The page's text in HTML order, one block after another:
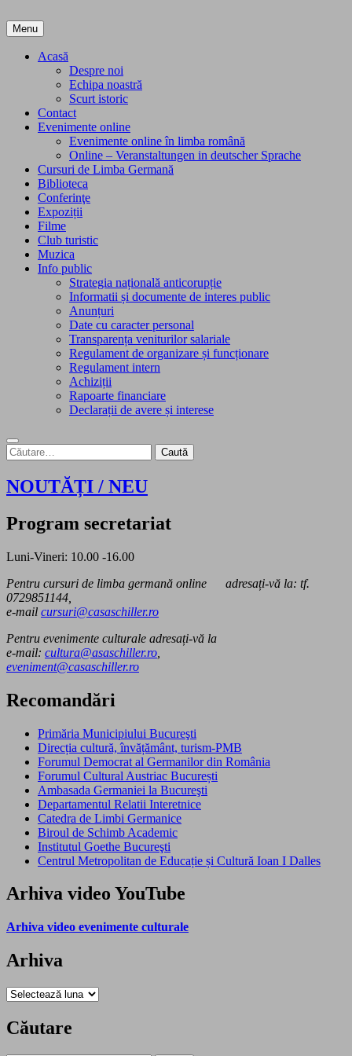
to
content
Menu
Acasă
Despre noi
Echipa noastră
Scurt istoric
Contact
Evenimente online
Evenimente online în limba română
Online – Veranstaltungen in deutscher Sprache
Cursuri de Limba Germană
Biblioteca
Conferinţe
Expoziții
Filme
Club turistic
Muzica
Info public
Strategia națională anticorupție
Informatii și documente de interes public
Anunțuri
Date cu caracter personal
Transparența veniturilor salariale
Regulament de organizare și funcționare
Regulament intern
Achiziții
Rapoarte financiare
Declarații de avere și interese
Caută
după:
NOUTĂȚI / NEU
Program secretariat
Luni-Vineri: 10.00 -16.00
Pentru cursuri de limba germană online adresați-vă la: tf.
0729851144,
e-mail cursuri@casaschiller.ro
Pentru evenimente culturale adresați-vă la
e-mail: cultura@asaschiller.ro
eveniment@casaschiller.ro
Recomandări
Primăria Municipiului Bucureşti
Direcția cultură, învățământ, turism-PMB
Forumul Democrat al Germanilor din România
Forumul Cultural Austriac București
Ambasada Germaniei la Bucureşti
Departamentul Relatii Interetnice
Catedra de Limbi Germanice
Biroul de Schimb Academic
Institutul Goethe Bucureşti
Centrul Metropolitan de Educație și Cultură Ioan I Dalles
Arhiva video YouTube
Arhiva video evenimente culturale
Arhiva
Arhiva
Căutare